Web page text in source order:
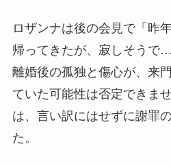
ロザンナは後の会見で「昨
帰ってきたが、寂しそうで
離婚後の孤独と傷心が、来
ていた可能性は否定できま
は、言い訳にはせずに謝罪
た。